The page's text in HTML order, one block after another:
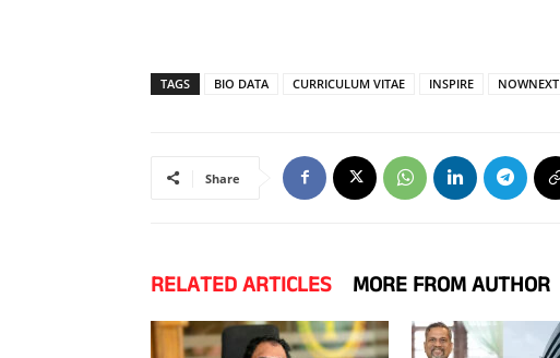
TAGS BIO DATA CURRICULUM VITAE INSPIRE NOWNEXT
Share
RELATED ARTICLES MORE FROM AUTHOR